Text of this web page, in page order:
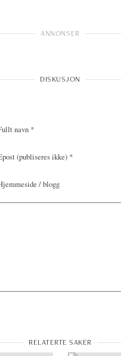
navn *
(publiseres ikke) *
/ blogg